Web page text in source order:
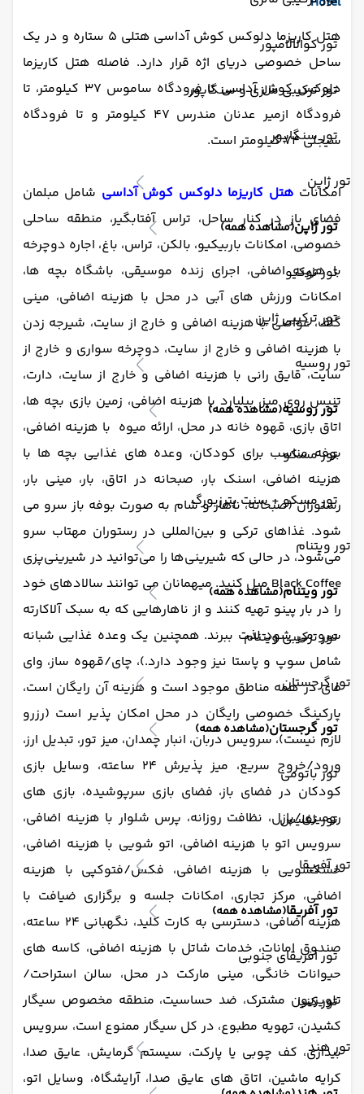
تور کوالالامپور
تور ترکیبی مالزی و سنگاپور
تور سنگاپور
تور ژاپن
تور ژاپن(مشاهده همه)
تور توکیو
تور ترکیبی ژاپن
تور روسیه
تور روسیه(مشاهده همه)
تور مسکو
تور مسکو + سنت پترزبورگ
تور ویتنام
تور ویتنام(مشاهده همه)
تور ترکیبی ویتنام
تور گرجستان
تور گرجستان(مشاهده همه)
تور باتومی
تور تفلیس
تور آفریقا
تور آفریقا(مشاهده همه)
تور آفریقای جنوبی
تور کنیا
تور هند
هتل کاریزما دلوکس کوش آداسی هتلی 5 ستاره و در یک
ساحل خصوصی دریای اژه قرار دارد. فاصله هتل کاریزما
دلوکس کوش آداسی تا فرودگاه ساموس 37 کیلومتر، تا
فرودگاه ازمیر عدنان مندرس 47 کیلومتر و تا فرودگاه
سیجلی 74 کیلومتر است.
امکانات هتل کاریزما دلوکس کوش آداسی شامل مبلمان
فضای باز در کنار ساحل، تراس آفتابگیر، منطقه ساحلی
خصوصی، امکانات باربیکیو، بالکن، تراس، باغ، اجاره دوچرخه
با هزینه اضافی، اجرای زنده موسیقی، باشگاه بچه ها،
امکانات ورزش های آبی در محل با هزینه اضافی، مینی
گلف، غواصی با هزینه اضافی و خارج از سایت، شیرجه زدن
با هزینه اضافی و خارج از سایت، دوچرخه سواری و خارج از
سایت، قایق رانی با هزینه اضافی و خارج از سایت، دارت،
تنیس روی میز، بیلیارد با هزینه اضافی، زمین بازی بچه ها،
اتاق بازی، قهوه خانه در محل، ارائه میوه با هزینه اضافی،
بوفه مناسب برای کودکان، وعده های غذایی بچه ها با
هزینه اضافی، اسنک بار، صبحانه در اتاق، بار، مینی بار،
رستوران (صبحانه، ناهار و شام به صورت بوفه باز سرو می
شود. غذاهای ترکی و بین‌المللی در رستوران مهتاب سرو
می‌شود، در حالی که شیرینی‌ها را می‌توانید در شیرینی‌پزی
Black Coffee میل کنید. میهمانان می توانند سالادهای خود
را در بار پینو تهیه کنند و از ناهارهایی که به سبک آلاکارته
سرو می شود لذت ببرند. همچنین یک وعده غذایی شبانه
شامل سوپ و پاستا نیز وجود دارد.)، چای/قهوه ساز، وای
فای در همه مناطق موجود است و هزینه آن رایگان است،
پارکینگ خصوصی رایگان در محل امکان پذیر است (رزرو
لازم نیست)، سرویس دربان، انبار چمدان، میز تور، تبدیل ارز،
ورود/خروج سریع، میز پذیرش 24 ساعته، وسایل بازی
کودکان در فضای باز، فضای بازی سرپوشیده، بازی های
رومیزی/پازل، نظافت روزانه، پرس شلوار با هزینه اضافی،
سرویس اتو با هزینه اضافی، اتو شویی با هزینه اضافی،
خشکشویی با هزینه اضافی، فکس/فتوکپی با هزینه
اضافی، مرکز تجاری، امکانات جلسه و برگزاری ضیافت با
هزینه اضافی، دسترسی به کارت کلید، نگهبانی 24 ساعته،
صندوق امانات، خدمات شاتل با هزینه اضافی، کاسه های
حیوانات خانگی، مینی مارکت در محل، سالن استراحت/
تلویزیون مشترک، ضد حساسیت، منطقه مخصوص سیگار
کشیدن، تهویه مطبوع، در کل سیگار ممنوع است، سرویس
بیداری، کف چوبی یا پارکت، سیستم گرمایش، عایق صدا،
کرایه ماشین، اتاق های عایق صدا، آرایشگاه، وسایل اتو،